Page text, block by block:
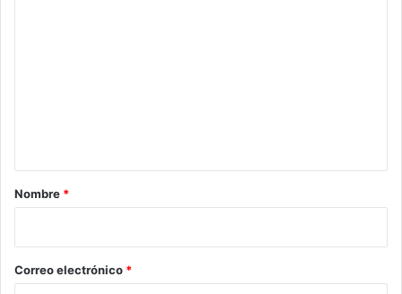
r
*
Nombre *
Correo electrónico *